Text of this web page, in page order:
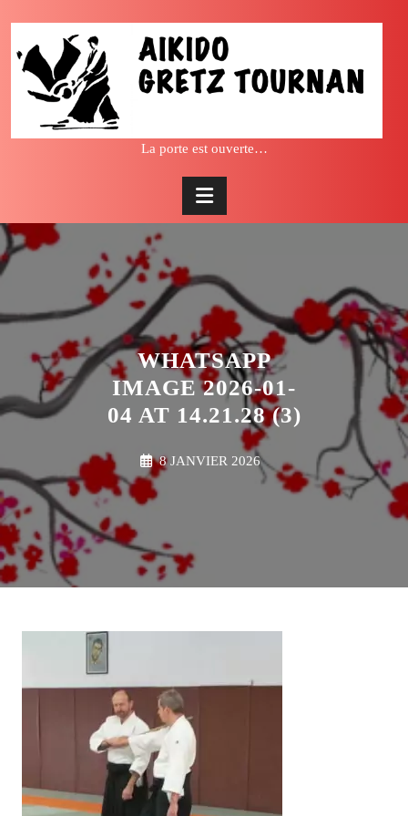
content
La porte est ouverte…
WHATSAPP
IMAGE 2026-01-
04 AT 14.21.28 (3)
8 JANVIER 2026